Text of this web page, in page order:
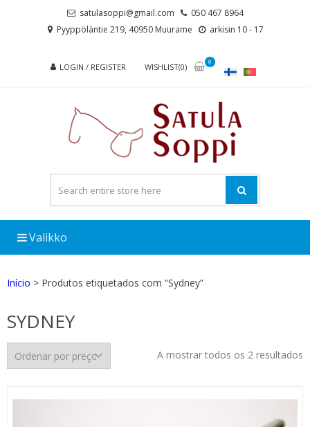
satulasoppi@gmail.com
050 467 8964
Pyyppöläntie 219, 40950 Muurame
arkisin 10 - 17
LOGIN / REGISTER WISHLIST(0)
0
Valikko
Início > Produtos etiquetados com “Sydney”
SYDNEY
A mostrar todos os 2 resultados